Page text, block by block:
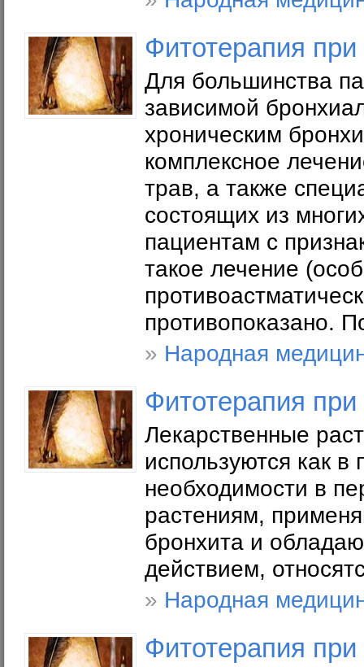
Фитотерапия
Для большинства
зависимой
хроническим
комплексное
трав, а также
состоящих из
пациентам с
такое лечение
противопоказано.
» Народная
Фитотерапия
Лекарственные
используются как
необходимости в
растениям,
бронхита и
действием,
» Народная
Фитотерапия